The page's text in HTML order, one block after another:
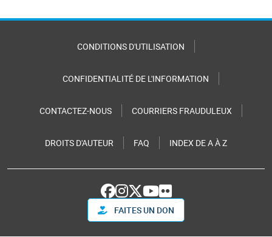
CONDITIONS D'UTILISATION
CONFIDENTIALITÉ DE L'INFORMATION
CONTACTEZ-NOUS COURRIERS FRAUDULEUX
DROITS D'AUTEUR FAQ INDEX DE A À Z
FAITES UN DON